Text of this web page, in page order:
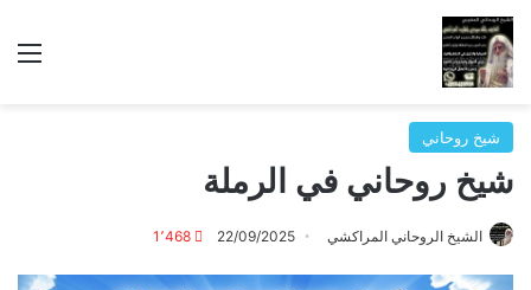
شيخ روحاني
شيخ روحاني في الرملة
الشيخ الروحاني المراكشي 22/09/2025 1٬468